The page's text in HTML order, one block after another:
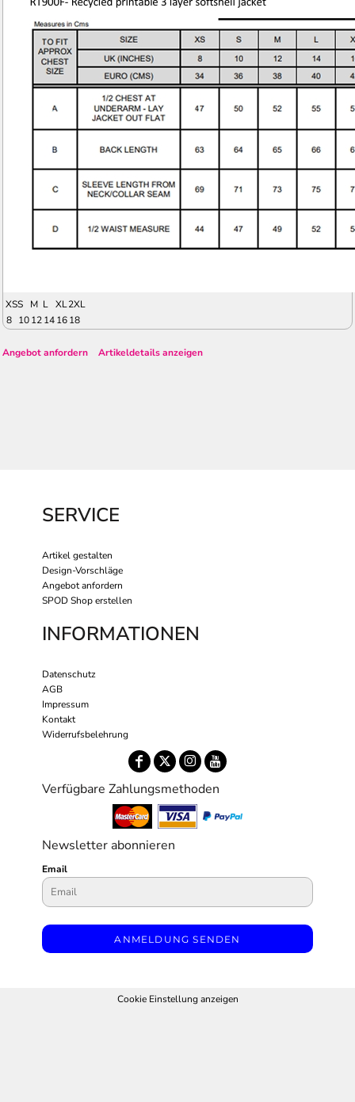
XSS M L XL2XL
8 1012141618
Angebot anfordern Artikeldetails anzeigen
SERVICE
Artikel gestalten
Design-Vorschläge
Angebot anfordern
SPOD Shop erstellen
INFORMATIONEN
Datenschutz
AGB
Impressum
Kontakt
Widerrufsbelehrung
Verfügbare Zahlungsmethoden
Newsletter abonnieren
Email
ANMELDUNG SENDEN
Cookie Einstellung anzeigen